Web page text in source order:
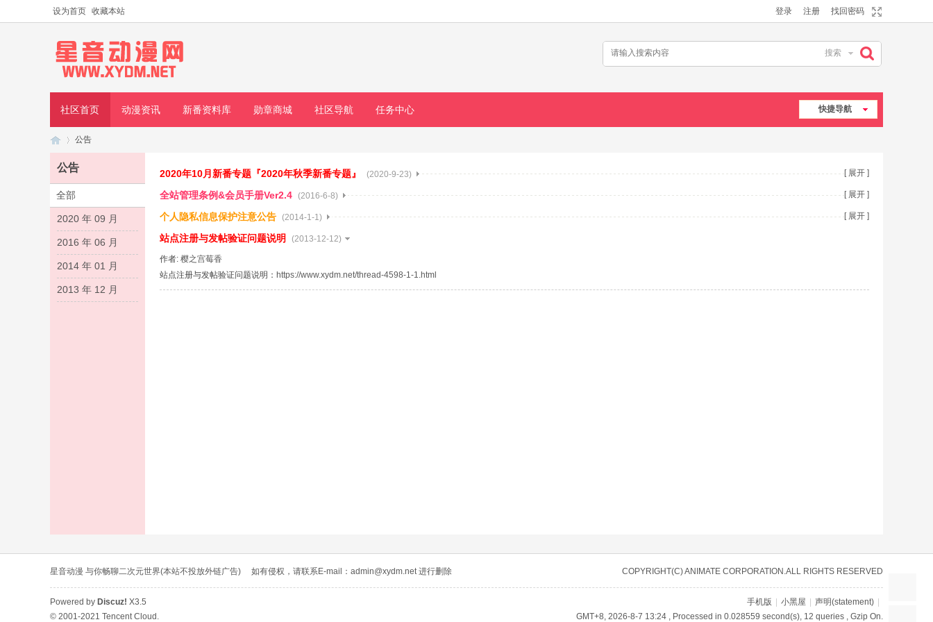
设为首页 收藏本站 登录 注册 找回密码
搜索
快捷导航
社区首页 动漫资讯 新番资料库 勋章商城 社区导航 任务中心
星
漫
›
公告
2020年10月新番专题『2020年秋季新番专题』 (2020-9-23) [ 展开 ]
全站管理条例&会员手册Ver2.4 (2016-6-8) [ 展开 ]
个人隐私信息保护注意公告 (2014-1-1) [ 展开 ]
站点注册与发帖验证问题说明 (2013-12-12)
作者: 樱之宫莓香
站点注册与发帖验证问题说明： https://www.xydm.net/thread-4598-1-1.html
公告
全部
2020 年 09 月
2016 年 06 月
2014 年 01 月
2013 年 12 月
星音动漫 与你畅聊二次元世界(本站不投放外链广告) 如有侵权，请联系E-mail：admin@xydm.net 进行删除 COPYRIGHT(C) ANIMATE CORPORATION.ALL RIGHTS RESERVED
手机版 小黑屋 声明(statement)
GMT+8, 2026-8-7 13:24 , Processed in 0.028559 second(s), 12 queries , Gzip On.
Powered by Discuz! X3.5
© 2001-2021 Tencent Cloud.